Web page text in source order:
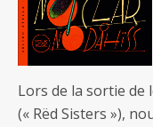
Lors de la sortie de
(« Rëd Sisters »),